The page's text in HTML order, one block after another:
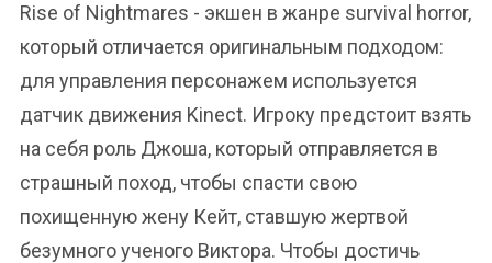
Rise of Nightmares - экшен в жанре survival horror,
который отличается оригинальным подходом:
для управления персонажем используется
датчик движения Kinect. Игроку предстоит взять
на себя роль Джоша, который отправляется в
страшный поход, чтобы спасти свою
похищенную жену Кейт, ставшую жертвой
безумного ученого Виктора. Чтобы достичь